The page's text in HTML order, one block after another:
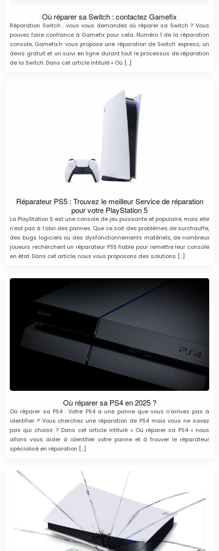
Où réparer sa Switch : contactez Gamefix
Réparation Switch : vous vous demandez où réparer sa Switch ? Vous
pouvez faire confiance à Gamefix pour cela. Numéro 1 de la réparation
console, Gamefix.fr vous propose une réparation de Switch express, un
devis gratuit et un suivi en ligne durant tout le processus de réparation
de la Switch. Dans cet article intitulé « Où […]
Réparateur PS5 : Trouvez le meilleur Service de réparation
pour votre PlayStation 5
La PlayStation 5 est une console de jeu puissante et populaire, mais elle
n’est pas à l’abri des pannes. Que ce soit des problèmes de surchauffe,
des bugs logiciels ou des dysfonctionnements matériels, de nombreux
joueurs recherchent un réparateur PS5 fiable pour remettre leur console
en état. Dans cet article, nous vous proposons des solutions […]
Où réparer sa PS4 en 2025 ?
Où réparer sa PS4 : Votre PS4 a une panne que vous n’arrivez pas à
identifier ? Vous cherchez une réparation de PS4 mais vous ne savez
pas qui choisir ? Dans cet article intitulé « Où réparer sa PS4 » nous
allons vous aider à identifier votre panne et à trouver le réparateur
spécialisé en réparation […]